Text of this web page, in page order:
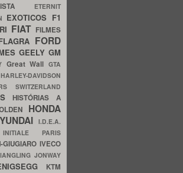
ETERNIT
EXOTICOS F1
FIAT FILMES
FORD
GEELYGM
Great WallGTA
HARLEY-DAVIDSON
SWITZERLAND
HISTÓRIAS A
HONDA
I.D.E.A.
INITIALE PARIS
GIUGIAROIVECO
JONWAY
KTM